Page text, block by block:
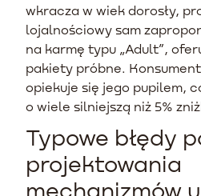
wkracza w wiek dorosły,
lojalnościowy sam
na karmę typu „Adult”,
pakiety próbne.
opiekuje się jego pupilem,
o wiele silniejszą niż 5%
Typowe błędy
projektowania
mechanizmów